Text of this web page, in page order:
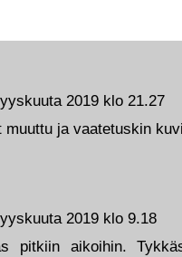
2019 klo 9.18
pitkiin aikoihin.
2019 klo 21.27
muuttu ja vaatetuskin